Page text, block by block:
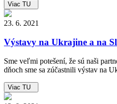
Viac TU
23. 6. 2021
Výstavy na Ukrajine a na
Sme veľmi potešení, že sú naši
dňoch sme sa zúčastnili výstav na
Viac TU